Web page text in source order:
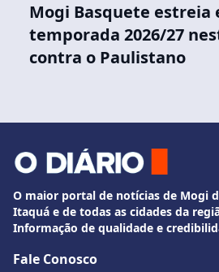
Mogi Basquete estreia
temporada 2026/27
contra o Paulistano
O maior portal de notícias de Mogi
Itaquá e de todas as cidades da
Informação de qualidade e
Fale Conosco